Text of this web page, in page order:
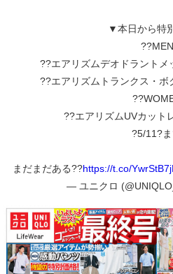
▼本日から特
??MEN
??エアリズムデオドラントメ
??エアリズムトランクス・ボ
??エアリズムUVカット
?5/11?
まだまだある??https://t.co/
— ユニクロ